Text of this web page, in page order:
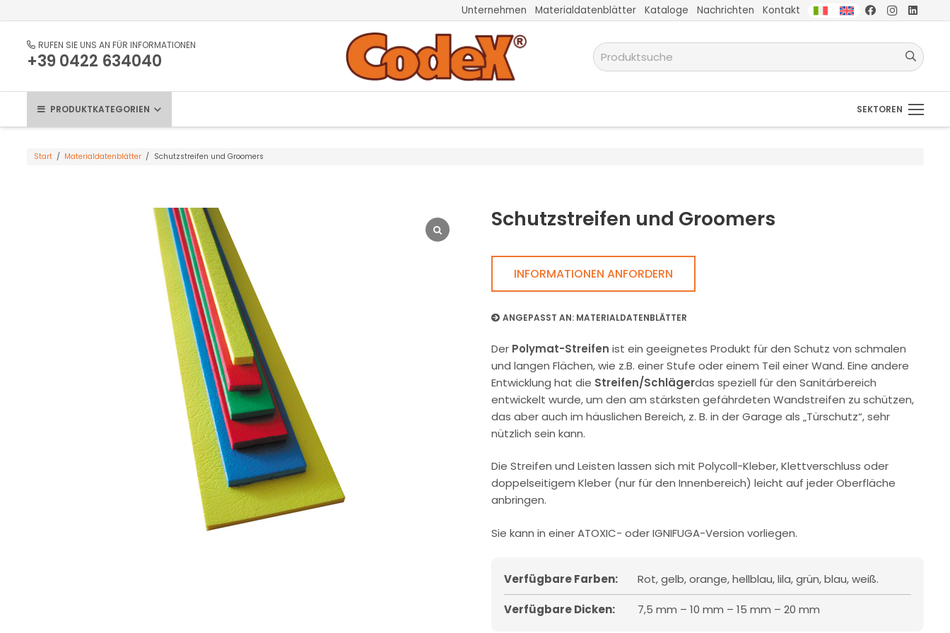
Unternehmen Materialdatenblätter Kataloge Nachrichten Kontakt
RUFEN SIE UNS AN FÜR INFORMATIONEN
+39 0422 634040
PRODUKTKATEGORIEN SEKTOREN
Start / Materialdatenblätter / Schutzstreifen und Groomers
Schutzstreifen und Groomers
INFORMATIONEN ANFORDERN
ANGEPASST AN: MATERIALDATENBLÄTTER
Der Polymat-Streifen ist ein geeignetes Produkt für den Schutz von schmalen
und langen Flächen, wie z.B. einer Stufe oder einem Teil einer Wand. Eine andere
Entwicklung hat die Streifen/Schlägerdas speziell für den Sanitärbereich
entwickelt wurde, um den am stärksten gefährdeten Wandstreifen zu schützen,
das aber auch im häuslichen Bereich, z. B. in der Garage als „Türschutz“, sehr
nützlich sein kann.
Die Streifen und Leisten lassen sich mit Polycoll-Kleber, Klettverschluss oder
doppelseitigem Kleber (nur für den Innenbereich) leicht auf jeder Oberfläche
anbringen.
Sie kann in einer ATOXIC- oder IGNIFUGA-Version vorliegen.
Verfügbare Farben: Rot, gelb, orange, hellblau, lila, grün, blau, weiß.
Verfügbare Dicken: 7,5 mm – 10 mm – 15 mm – 20 mm